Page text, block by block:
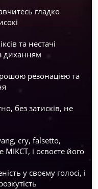
гладко
та нестачі
диханням
резонацією та
без затисків, не
cry, falsetto,
МІКСТ, і освоєте його
у своєму голосі, і